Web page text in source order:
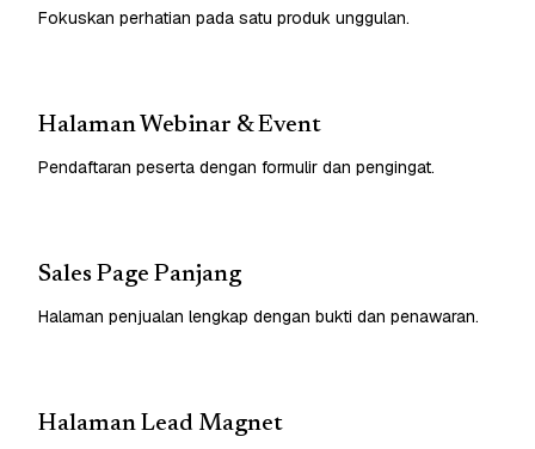
Fokuskan perhatian pada satu produk unggulan.
Halaman Webinar & Event
Pendaftaran peserta dengan formulir dan pengingat.
Sales Page Panjang
Halaman penjualan lengkap dengan bukti dan penawaran.
Halaman Lead Magnet